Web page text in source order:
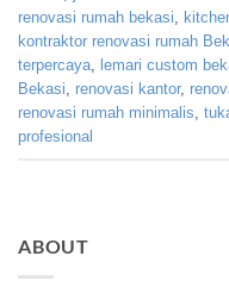
renovasi rumah bekasi,
kontraktor renovasi rumah
terpercaya, lemari custom
Bekasi, renovasi kantor,
renovasi rumah minimalis,
profesional
ABOUT